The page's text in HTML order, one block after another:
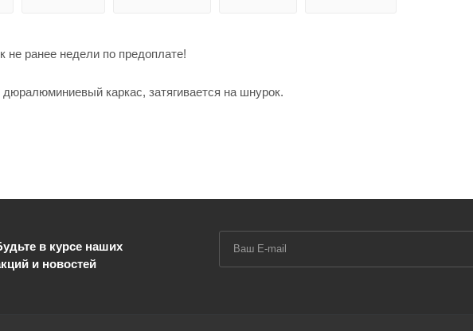
не ранее недели по предоплате!
каркас, затягивается на шнурок.
в курсе наших
и новостей